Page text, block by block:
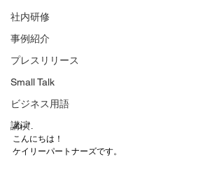
社内研修
事例紹介
プレスリリース
Small Talk
ビジネス用語
講演
✍~*.
こんにちは！
ケイリーパートナーズです。